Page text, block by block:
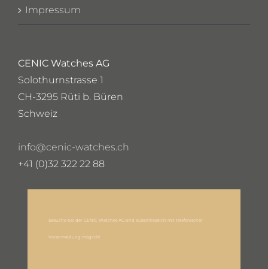
Impressum
CENIC Watches AG
Solothurnstrasse 1
CH-3295 Rüti b. Büren
Schweiz
info@cenic-watches.ch
+41 (0)32 322 22 88
Besuche bei der CENIC Watches AG sind ausschliesslich mit telefonischer
Voranmeldung möglich!